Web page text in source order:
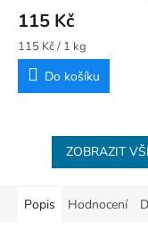
115 Kč
Měrná
cena:
115 Kč / 1 kg
Do košíku
ZOBRAZIT
Popis Hodnocení